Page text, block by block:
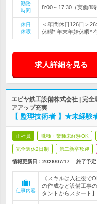
勤務
時間
8:00～17:30（実働8
休日
休暇
＜年間休日126日＞
休暇* 年末年始休暇*
求人詳細を見る
エビヤ鉄工設備株式会社 | 完
アアップ充実
【 監理技術者 】★未経
正社員 職種・業種未経験OK
完全週休2日制 第二新卒歓迎
情報更新日：2026/07/17 終了予定
仕事内容
《スキルは入社後で
の作成など設備工事
タントからスタート】